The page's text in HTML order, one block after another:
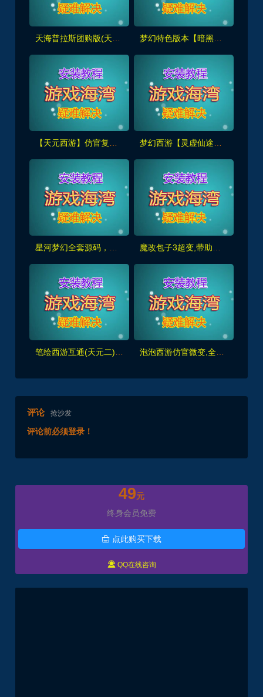
梦幻特色版本【暗黑西游】暗黑副本-大陆-神器-称号等众多新鲜玩法，带全套源码及外网架设教程
【天元西游】仿官复古第三版,仿官版,一键组队助战，带全套源码+玩法攻略+局域外网架设教程 梦幻西游【灵虚仙途重置版】群服版,最新全套源码+玩法攻略+内置GM+详细搭建教程
星河梦幻全套源码，助战组队,千变万化系统,神兵灵石打造系统，挂机抽奖月卡等+局域外网教程 魔改包子3超变,带助战,功德系统-神器系统-战备系统-灵气系统-转生系统等，带全套源码+局域外网教程
笔绘西游互通(天元二),仿官复古互通端,一键组队助战，带全套源码+局域外网教程 泡泡西游仿官微变,全套源码，武神坛之战,挂机系统,抽奖系统,巅峰赛,千变万化-共享背包+局域外网教程+攻略
评论 抢沙发
评论前必须登录！
49元
终身会员免费
 点此购买下载
 QQ在线咨询